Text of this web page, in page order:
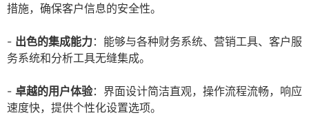
措施，确保客户信息的安全性。
- 出色的集成能力：能够与各种财务系统、营销工具、客户服
务系统和分析工具无缝集成。
- 卓越的用户体验：界面设计简洁直观，操作流程流畅，响应
速度快，提供个性化设置选项。